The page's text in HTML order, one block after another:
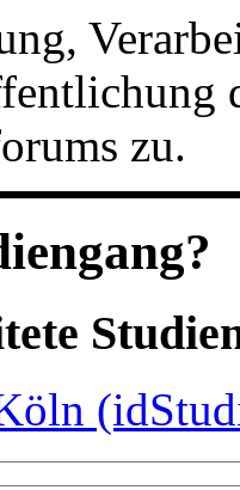
zu.